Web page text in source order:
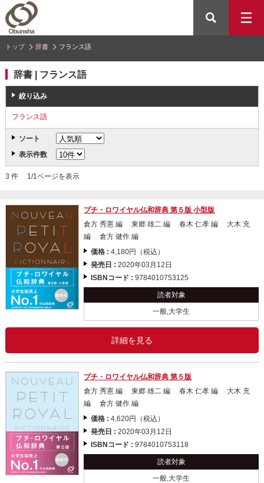
トップ 辞書 フランス語
辞書 | フランス語
絞り込み
フランス語
ソート
表示件数
3 件 1/1ページを表示
プチ・ロワイヤル仏和辞典 第５版 小型版
倉方 秀憲 編 東郷 雄二 編 春木 仁孝 編 大木 充
編 倉方 健作 編
価格 :4,180円（税込）
発売日 :2020年03月12日
ISBNコード :9784010753125
読者対象
一般,大学生
詳細を見る
プチ・ロワイヤル仏和辞典 第５版
倉方 秀憲 編 東郷 雄二 編 春木 仁孝 編 大木 充
編 倉方 健作 編
価格 :4,620円（税込）
発売日 :2020年03月12日
ISBNコード :9784010753118
読者対象
一般,大学生